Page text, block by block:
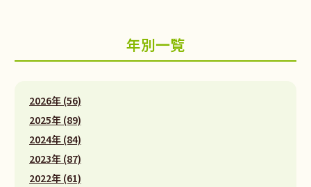
年別一覧
2026年 (56)
2025年 (89)
2024年 (84)
2023年 (87)
2022年 (61)